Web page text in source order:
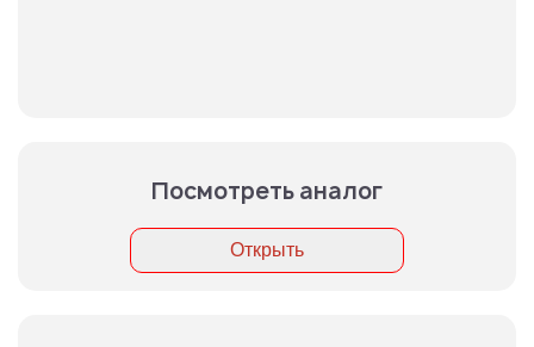
Посмотреть аналог
Открыть